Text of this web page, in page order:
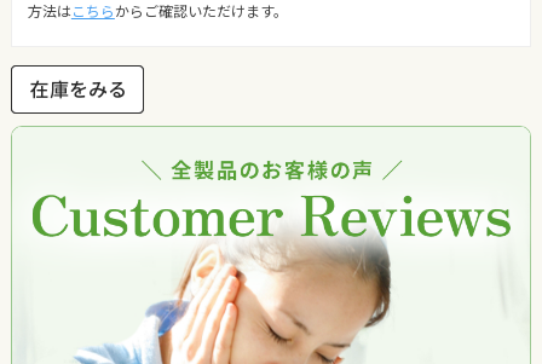
方法は こちら からご確認いただけます。